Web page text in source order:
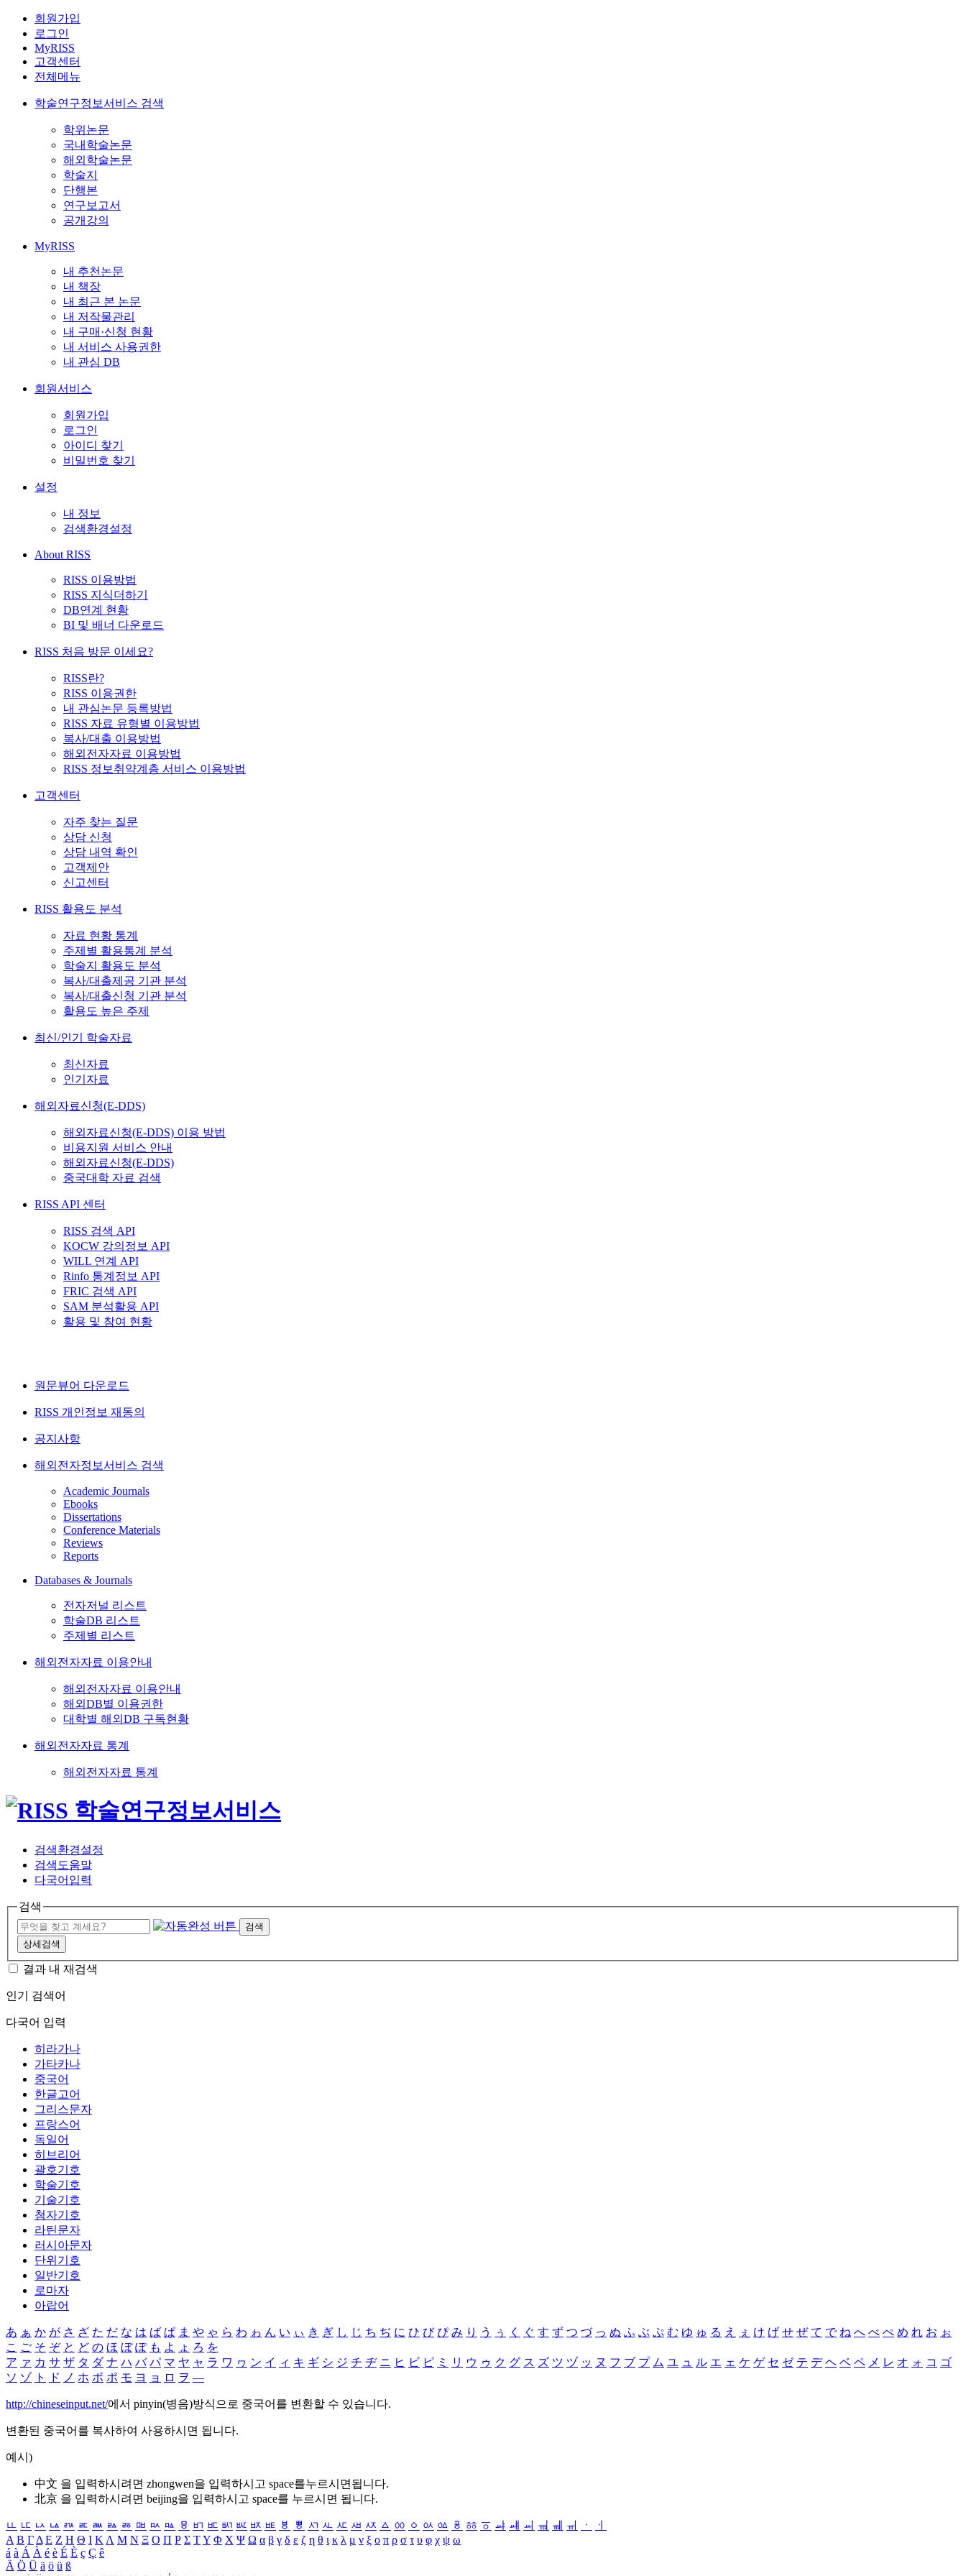
회원가입
로그인
MyRISS
고객센터
전체메뉴
학술연구정보서비스 검색
학위논문
국내학술논문
해외학술논문
학술지
단행본
연구보고서
공개강의
MyRISS
내 추천논문
내 책장
내 최근 본 논문
내 저작물관리
내 구매·신청 현황
내 서비스 사용권한
내 관심 DB
회원서비스
회원가입
로그인
아이디 찾기
비밀번호 찾기
설정
내 정보
검색환경설정
About RISS
RISS 이용방법
RISS 지식더하기
DB연계 현황
BI 및 배너 다운로드
RISS 처음 방문 이세요?
RISS란?
RISS 이용권한
내 관심논문 등록방법
RISS 자료 유형별 이용방법
복사/대출 이용방법
해외전자자료 이용방법
RISS 정보취약계층 서비스 이용방법
고객센터
자주 찾는 질문
상담 신청
상담 내역 확인
고객제안
신고센터
RISS 활용도 분석
자료 현황 통계
주제별 활용통계 분석
학술지 활용도 분석
복사/대출제공 기관 분석
복사/대출신청 기관 분석
활용도 높은 주제
최신/인기 학술자료
최신자료
인기자료
해외자료신청(E-DDS)
해외자료신청(E-DDS) 이용 방법
비용지원 서비스 안내
해외자료신청(E-DDS)
중국대학 자료 검색
RISS API 센터
RISS 검색 API
KOCW 강의정보 API
WILL 연계 API
Rinfo 통계정보 API
FRIC 검색 API
SAM 분석활용 API
활용 및 참여 현황
원문뷰어 다운로드
RISS 개인정보 재동의
공지사항
해외전자정보서비스 검색
Academic Journals
Ebooks
Dissertations
Conference Materials
Reviews
Reports
Databases & Journals
전자저널 리스트
학술DB 리스트
주제별 리스트
해외전자자료 이용안내
해외전자자료 이용안내
해외DB별 이용권한
대학별 해외DB 구독현황
해외전자자료 통계
해외전자자료 통계
검색환경설정
검색도움말
다국어입력
검색
검색
상세검색
결과 내 재검색
인기 검색어
다국어 입력
히라가나
가타카나
중국어
한글고어
그리스문자
프랑스어
독일어
히브리어
괄호기호
학술기호
기술기호
첨자기호
라틴문자
러시아문자
단위기호
일반기호
로마자
아랍어
あ ぁ か が さ ざ た だ な は ば ぱ ま や ゃ ら わ ゎ ん い ぃ き ぎ し じ ち ぢ に ひ び ぴ み り う ぅ く ぐ す ず つ づ っ ぬ ふ ぶ ぷ む ゆ ゅ る え ぇ け げ せ ぜ て で ね へ べ ぺ め れ お ぉ
こ ご そ ぞ と ど の ほ ぼ ぽ も よ ょ ろ を
ア ァ カ サ ザ タ ダ ナ ハ バ パ マ ヤ ャ ラ ワ ヮ ン イ ィ キ ギ シ ジ チ ヂ ニ ヒ ビ ピ ミ リ ウ ゥ ク グ ス ズ ツ ヅ ッ ヌ フ ブ プ ム ユ ュ ル エ ェ ケ ゲ セ ゼ テ デ ヘ ベ ペ メ レ オ ォ コ ゴ
ソ ゾ ト ド ノ ホ ボ ポ モ ヨ ョ ロ ヲ ―
http://chineseinput.net/에서 pinyin(병음)방식으로 중국어를 변환할 수 있습니다.
변환된 중국어를 복사하여 사용하시면 됩니다.
예시)
中文 을 입력하시려면 zhongwen을 입력하시고 space를누르시면됩니다.
北京 을 입력하시려면 beijing을 입력하시고 space를 누르시면 됩니다.
ㅥ ㅦ ㅧ ㅨ ㅩ ㅪ ㅫ ㅬ ㅭ ㅮ ㅯ ㅰ ㅱ ㅲ ㅳ ㅴ ㅵ ㅶ ㅷ ㅸ ㅹ ㅺ ㅻ ㅼ ㅽ ㅾ ㅿ ㆀ ㆁ ㆂ ㆃ ㆄ ㆅ ㆆ ㆇ ㆈ ㆉ ㆊ ㆋ ㆌ ㆍ
ㆎ
Α Β ΓΔ Ε Ζ Η Θ Ι ΚΛ Μ Ν Ξ Ο Π Ρ Σ ΤΥ Φ Χ Ψ Ω α β γ δ ε ζ η θ ι κ λ μ ν ξ ο π ρ σ τ υ φ χ ψ ω
á à Á À é è É È ç Ç ê
Ä Ö Ü ä ö ü ß